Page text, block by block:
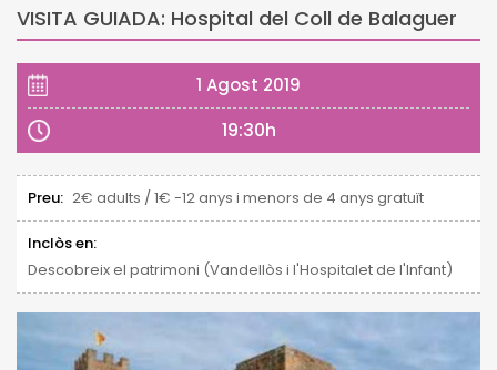
VISITA GUIADA: Hospital del Coll de Balaguer
1 Agost 2019
19:30h
Preu: 2€ adults / 1€ -12 anys i menors de 4 anys gratuït
Inclòs en:
Descobreix el patrimoni (Vandellòs i l'Hospitalet de l'Infant)